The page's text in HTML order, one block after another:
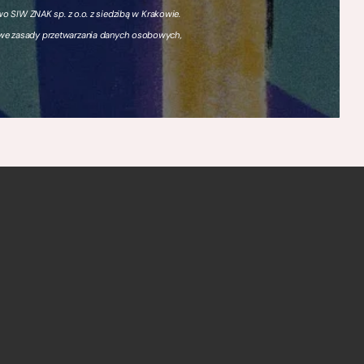
ZNAK sp. z o.o. z siedzibą w Krakowie.
zasady przetwarzania danych osobowych,